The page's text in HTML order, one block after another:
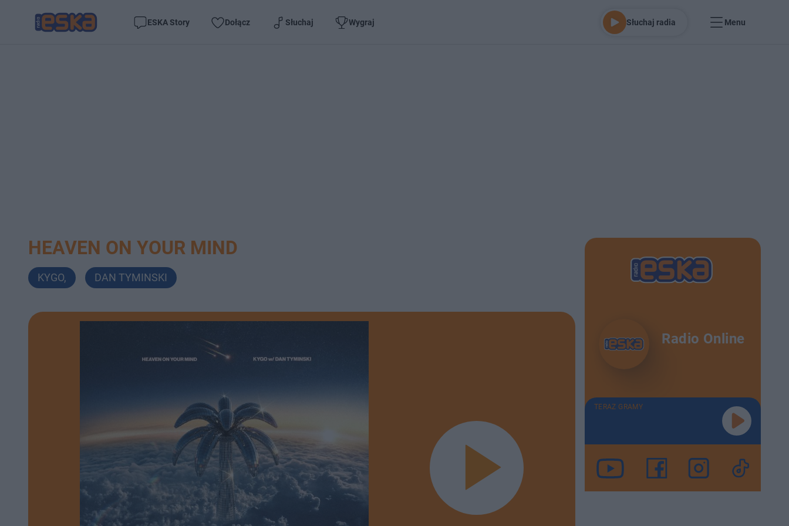
ESKA Story Dołącz Słuchaj Wygraj Słuchaj radia Menu
HEAVEN ON YOUR MIND
KYGO, DAN TYMINSKI
Radio Online
TERAZ GRAMY